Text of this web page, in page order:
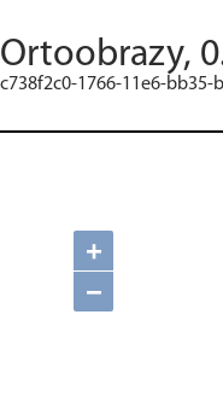
Ortoobrazy,
c738f2c0-1766-11e6-bb35-
+
−